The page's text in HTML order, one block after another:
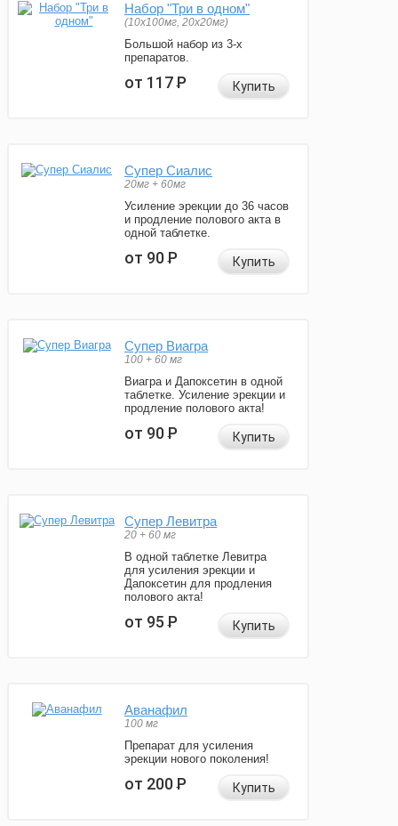
Набор "Три в одном"
(10x100мг, 20x20мг)
Большой набор из 3-х
препаратов.
от 117Р Купить
Супер Сиалис
20мг + 60мг
Усиление эрекции до 36 часов
и продление полового акта в
одной таблетке.
от 90Р Купить
Супер Виагра
100 + 60 мг
Виагра и Дапоксетин в одной
таблетке. Усиление эрекции и
продление полового акта!
от 90Р Купить
Супер Левитра
20 + 60 мг
В одной таблетке Левитра
для усиления эрекции и
Дапоксетин для продления
полового акта!
от 95Р Купить
Аванафил
100 мг
Препарат для усиления
эрекции нового поколения!
от 200Р Купить